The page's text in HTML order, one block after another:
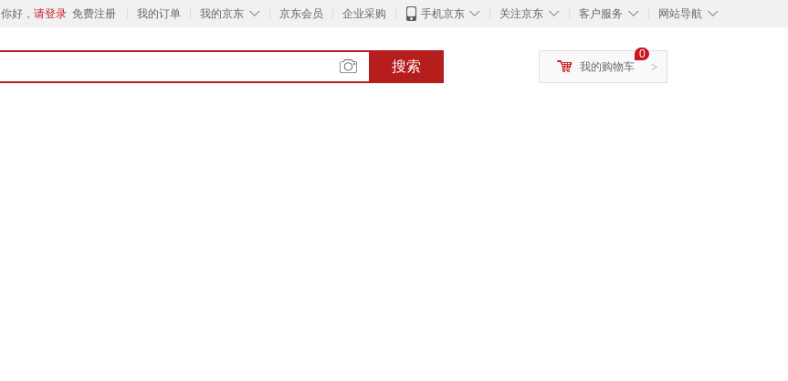
你好， 请登录 免费注册 我的订单 ◇
我的京东 京东会员 企业采购 ◇
手机京东 ◇
关注京东 ◇
客户服务 ◇
网站导航
搜索 >
0
我的购物车